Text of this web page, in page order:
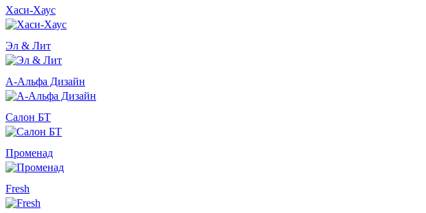
Хаси-Хаус
Эл & Лит
А-Альфа Дизайн
Салон БТ
Променад
Fresh